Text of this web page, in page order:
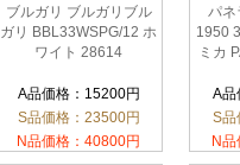
ブルガリ ブルガリブル
ガリ BBL33WSPG/12 ホ
ワイト 28614
A品価格：15200円
S品価格：23500円
N品価格：40800円
パネ
1950
ミカ
A品
S品
N